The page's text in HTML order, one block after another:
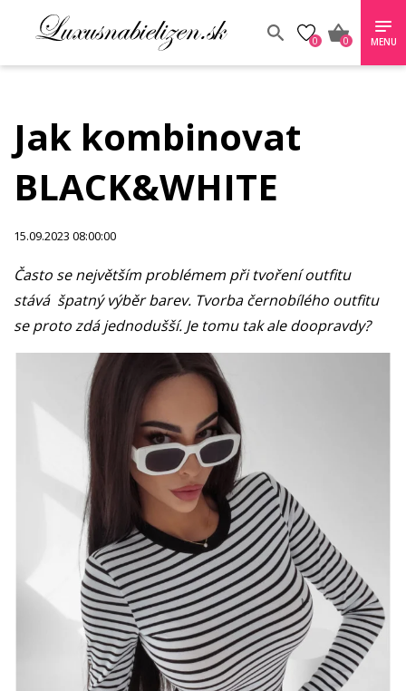
0 0 MENU
Jak kombinovat
BLACK&WHITE
15.09.2023 08:00:00
Často se největším problémem při tvoření outfitu
stává špatný výběr barev. Tvorba černobílého outfitu
se proto zdá jednodušší. Je tomu tak ale doopravdy?